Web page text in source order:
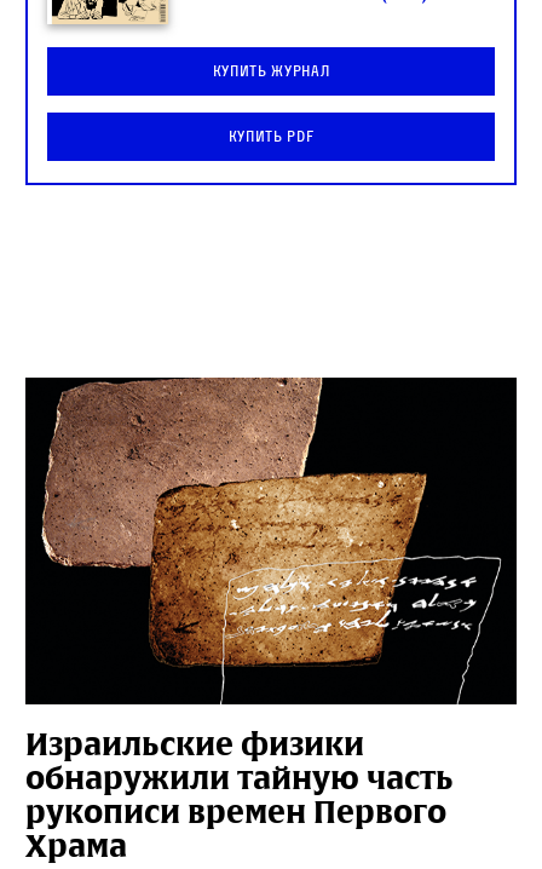
Купить журнал
Купить PDF
Израильские физики
обнаружили тайную часть
рукописи времен Первого
Храма